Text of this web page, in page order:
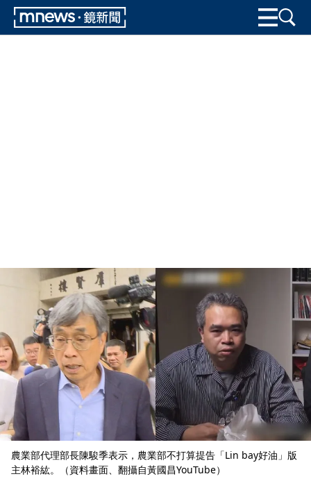
農業部代理部長陳駿季表示，農業部不打算提告「Lin bay好油」版
主林裕紘。（資料畫面、翻攝自黃國昌YouTube）